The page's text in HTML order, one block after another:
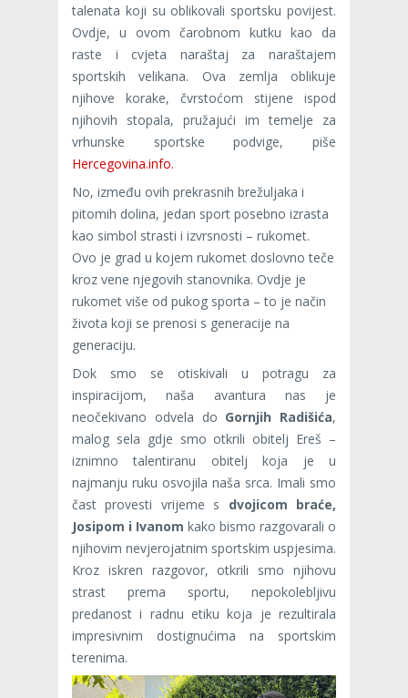
talenata koji su oblikovali sportsku povijest.
Ovdje, u ovom čarobnom kutku kao da
raste i cvjeta naraštaj za naraštajem
sportskih velikana. Ova zemlja oblikuje
njihove korake, čvrstoćom stijene ispod
njihovih stopala, pružajući im temelje za
vrhunske sportske podvige, piše
Hercegovina.info.
No, između ovih prekrasnih brežuljaka i
pitomih dolina, jedan sport posebno izrasta
kao simbol strasti i izvrsnosti – rukomet.
Ovo je grad u kojem rukomet doslovno teče
kroz vene njegovih stanovnika. Ovdje je
rukomet više od pukog sporta – to je način
života koji se prenosi s generacije na
generaciju.
Dok smo se otiskivali u potragu za
inspiracijom, naša avantura nas je
neočekivano odvela do Gornjih Radišića,
malog sela gdje smo otkrili obitelj Ereš –
iznimno talentiranu obitelj koja je u
najmanju ruku osvojila naša srca. Imali smo
čast provesti vrijeme s dvojicom braće,
Josipom i Ivanom kako bismo razgovarali o
njihovim nevjerojatnim sportskim uspjesima.
Kroz iskren razgovor, otkrili smo njihovu
strast prema sportu, nepokolebljivu
predanost i radnu etiku koja je rezultirala
impresivnim dostignućima na sportskim
terenima.